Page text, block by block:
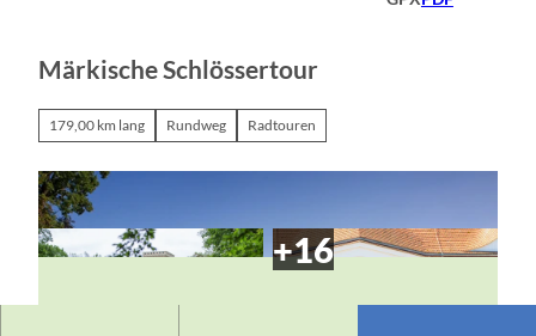
Märkische Schlössertour
179,00 km lang Rundweg Radtouren